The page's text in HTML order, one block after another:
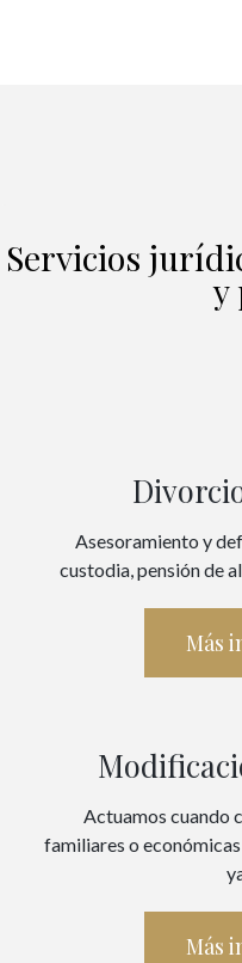
Servicios
y
Asesoramiento y
custodia, pensión de
Más
Actuamos cuando
familiares o
Más